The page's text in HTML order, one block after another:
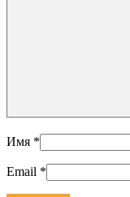
Имя *
Email *